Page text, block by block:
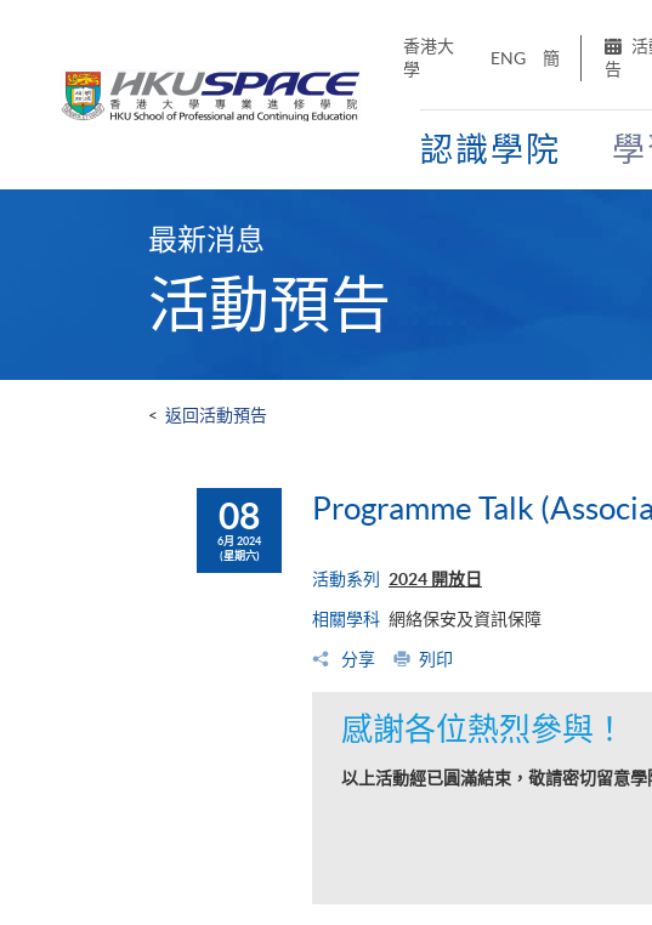
香港大
學
ENG 簡
活
告
認識學院
最新消息
活動預告
< 返回活動預告
08
6月 2024
(星期六)
Programme Talk
活動系列 2024 開放日
相關學科 網絡保安及資訊保障
分享 列印
感謝各位熱烈參與！
以上活動經已圓滿結束，敬請密切留意學